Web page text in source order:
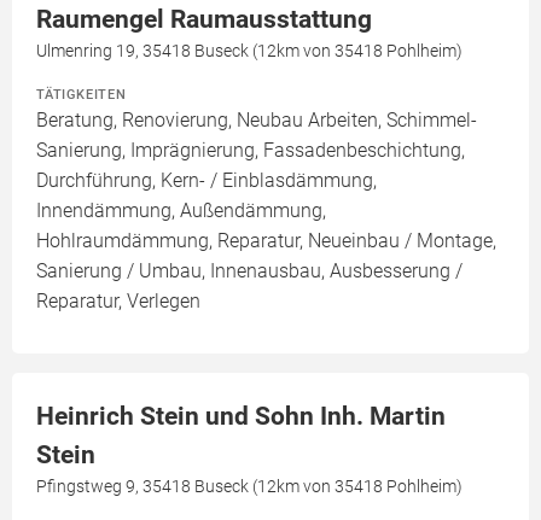
Raumengel Raumausstattung
Ulmenring 19, 35418 Buseck (12km von 35418 Pohlheim)
TÄTIGKEITEN
Beratung, Renovierung, Neubau Arbeiten, Schimmel-
Sanierung, Imprägnierung, Fassadenbeschichtung,
Durchführung, Kern- / Einblasdämmung,
Innendämmung, Außendämmung,
Hohlraumdämmung, Reparatur, Neueinbau / Montage,
Sanierung / Umbau, Innenausbau, Ausbesserung /
Reparatur, Verlegen
Heinrich Stein und Sohn Inh. Martin
Stein
Pfingstweg 9, 35418 Buseck (12km von 35418 Pohlheim)